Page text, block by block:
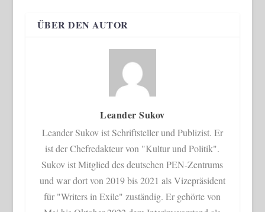
ÜBER DEN AUTOR
Leander Sukov
Leander Sukov ist Schriftsteller und Publizist. Er
ist der Chefredakteur von "Kultur und Politik".
Sukov ist Mitglied des deutschen PEN-Zentrums
und war dort von 2019 bis 2021 als Vizepräsident
für "Writers in Exile" zuständig. Er gehörte von